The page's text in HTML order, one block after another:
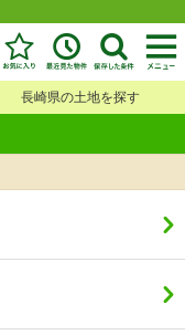
長崎県の土地を探す